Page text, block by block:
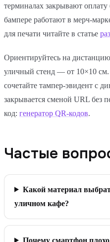
терминалах закрывают
бампере работают в мерч-
для печати читайте в статье
Ориентируйтесь на
уличный стенд — от 10×10
сочетайте тампер-эвидент с
закрывается сменой URL без
код: генератор QR-кодов.
Частые
Какой материал
уличном кафе?
Почему смартфон